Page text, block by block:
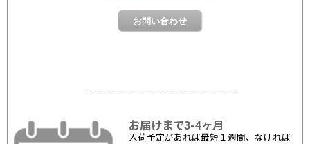
お届けまで3-4ヶ月
入荷予定があれば最短１週間、なければ